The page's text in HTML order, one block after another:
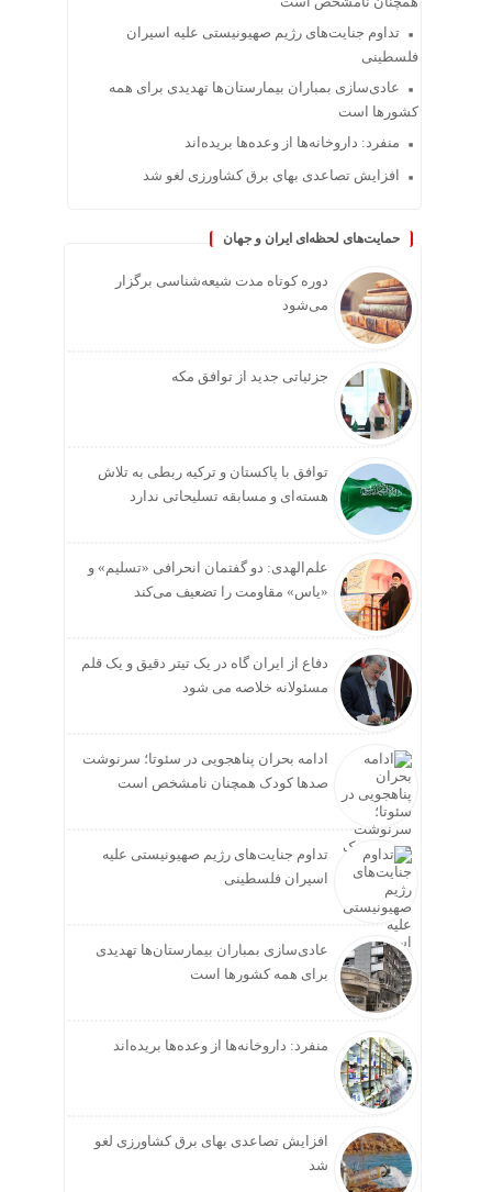
تداوم جنایت‌های رژیم صهیونیستی علیه اسیران
فلسطینی
عادی‌سازی بمباران بیمارستان‌ها تهدیدی برای همه
کشورها است
منفرد: داروخانه‌ها از وعده‌ها بریده‌اند
افزایش تصاعدی بهای برق کشاورزی لغو شد
حمایت‌های لحظه‌ای ایران و جهان
دوره کوتاه مدت شیعه‌شناسی برگزار
می‌شود
جزئیاتی جدید از توافق مکه
توافق با پاکستان و ترکیه ربطی به تلاش
هسته‌ای و مسابقه تسلیحاتی ندارد
علم‌الهدی: دو گفتمان انحرافی «تسلیم» و
«یاس» مقاومت را تضعیف می‌کند
دفاع از ایران گاه در یک تیتر دقیق و یک قلم
مسئولانه خلاصه می شود
ادامه بحران پناهجویی در سئوتا؛ سرنوشت
صدها کودک همچنان نامشخص است
تداوم جنایت‌های رژیم صهیونیستی علیه
اسیران فلسطینی
عادی‌سازی بمباران بیمارستان‌ها تهدیدی
برای همه کشورها است
منفرد: داروخانه‌ها از وعده‌ها بریده‌اند
افزایش تصاعدی بهای برق کشاورزی لغو
شد